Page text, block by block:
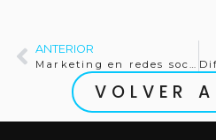
ANTERIOR
Marketing en redes sociales: Cómo construir una estrategia omnicanal que genere comunidad y resultados
VOLVER